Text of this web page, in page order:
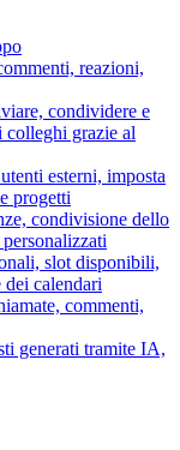
reazioni,
condividere e
grazie al
esterni, imposta
progetti
condivisione dello
slot disponibili,
calendari
commenti,
generati tramite IA,